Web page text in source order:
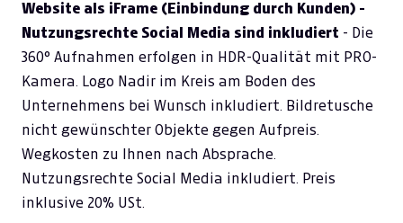
Website als iFrame (Einbindung durch Kunden) -
Nutzungsrechte Social Media sind inkludiert - Die
360° Aufnahmen erfolgen in HDR-Qualität mit PRO-
Kamera. Logo Nadir im Kreis am Boden des
Unternehmens bei Wunsch inkludiert. Bildretusche
nicht gewünschter Objekte gegen Aufpreis.
Wegkosten zu Ihnen nach Absprache.
Nutzungsrechte Social Media inkludiert. Preis
inklusive 20% USt.